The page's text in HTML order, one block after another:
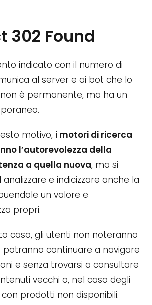
302 Found
indicato con il numero di
al server e ai bot che lo
è permanente, ma ha un
motivo, i motori di ricerca
l’autorevolezza della
a quella nuova, ma si
e indicizzare anche la
un valore e
propri.
caso, gli utenti non noteranno
potranno continuare a navigare
e senza trovarsi a consultare
vecchi o, nel caso degli
prodotti non disponibili.